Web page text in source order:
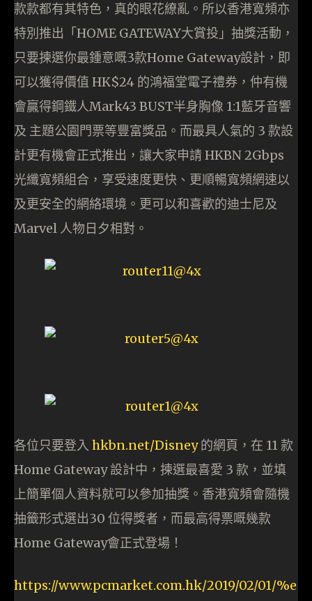
款款都有其特色，真的眼花繚亂。所以香港寬頻亦
特別推出「HOME GATEWAY大賞投」抽獎活動，
只要揀選你最鍾意嘅3款Home Gateway設計，即
可以獲得價值 HK$24 的鴻福堂電子禮券，仲有機
會贏得鋼鐵人Mark43 BUST半身胸像 1:1藍牙音響
及 主題公園門票等豐富獎品。而最具人氣的 3 款設
計更有機會正式推出，讓大家申請 HKBN 2Gbps
光纖寬頻組合，享受速度更快、更順暢寬頻網速以
及更安全的網絡環境。更可以和喜歡的迪士尼及
Marvel 人物日夕相對。
各位只要登入 hkbn.net/Disney的網頁，在 11 款
Home Gateway 設計中，揀選最喜愛 3 款，並填
上簡單個人資料就可以參加抽獎。香港寬頻會隨機
抽籤形式選出30 位得獎者，而最高得票嘅幾款
Home Gateway會正式登場！
https://www.pcmarket.com.hk/2019/02/01/%e